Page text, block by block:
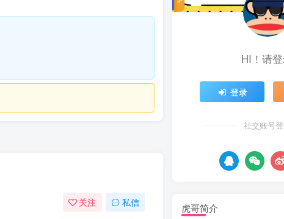
关注 私信
2 向日
个号码可
翻倍
5天前
最新
150+
目，一部
载安装
益
5
自媒
HI！请
登录
社交账号
虎哥简介